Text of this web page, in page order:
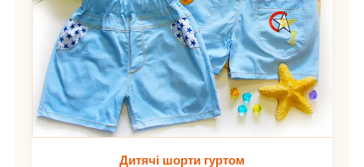
Дитячі шорти гуртом